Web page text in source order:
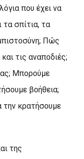
που έχει να
τα σπίτια, τα
Πώς
τις αναποδιές;
Μπορούμε
βοήθεια;
την κρατήσουμε
της